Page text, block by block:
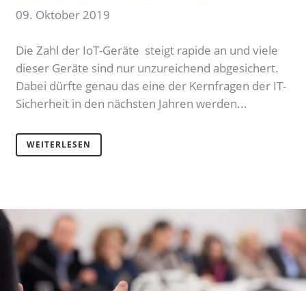
09. Oktober 2019
Die Zahl der IoT-Geräte steigt rapide an und viele
dieser Geräte sind nur unzureichend abgesichert.
Dabei dürfte genau das eine der Kernfragen der IT-
Sicherheit in den nächsten Jahren werden...
WEITERLESEN